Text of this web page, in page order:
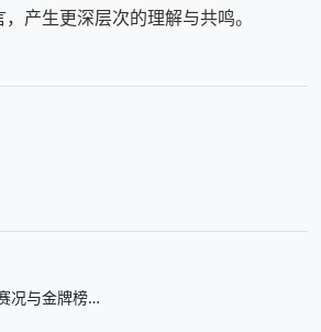
产生更深层次的理解与共鸣。
况与金牌榜…